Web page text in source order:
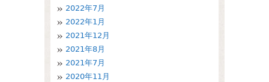
2022年7月
2022年1月
2021年12月
2021年8月
2021年7月
2020年11月